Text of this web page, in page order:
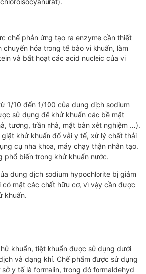
chế phản ứng tạo ra enzyme cần thiết
chuyển hóa trong tế bào vi khuẩn, làm
và bất hoạt các acid nucleic của vi
1/10 đến 1/100 của dung dịch sodium
sử dụng để khử khuẩn các bề mặt
tương, trần nhà, mặt bàn xét nghiệm …).
khử khuẩn đổ vải y tế, xử lý chất thải
cụ nha khoa, máy chạy thận nhân tạo.
phổ biến trong khử khuẩn nước.
dung dịch sodium hypochlorite bị giảm
có mặt các chất hữu cơ, vì vậy cần được
khuẩn.
khuẩn, tiệt khuẩn được sử dụng dưới
và dạng khí. Chế phẩm được sử dụng
y tế là formalin, trong đó formaldehyd